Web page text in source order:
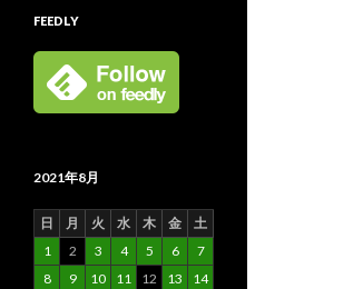
FEEDLY
2021年8月
日 月 火 水 木 金 土
1 2 3 4 5 6
7
8
9 10 11 12 13
14